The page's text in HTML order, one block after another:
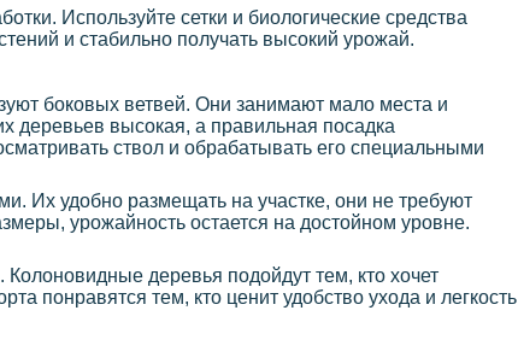
Используйте сетки и биологические средства
и стабильно получать высокий урожай.
боковых ветвей. Они занимают мало места и
деревьев высокая, а правильная посадка
ствол и обрабатывать его специальными
Их удобно размещать на участке, они не требуют
урожайность остается на достойном уровне.
деревья подойдут тем, кто хочет
понравятся тем, кто ценит удобство ухода и легкость